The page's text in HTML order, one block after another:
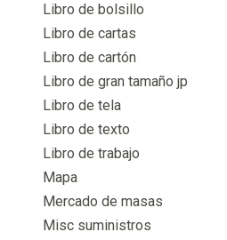
Libro de bolsillo
Libro de cartas
Libro de cartón
Libro de gran tamaño jp
Libro de tela
Libro de texto
Libro de trabajo
Mapa
Mercado de masas
Misc suministros